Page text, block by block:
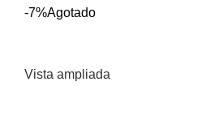
-7%Agotado
Vista ampliada